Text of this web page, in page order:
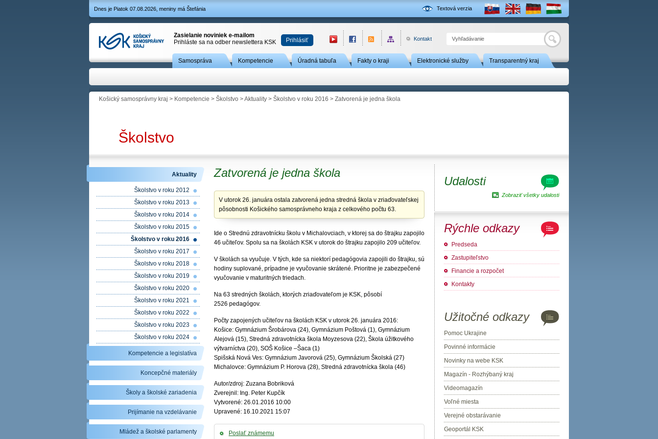
Textová verzia
Dnes je Piatok 07.08.2026, meniny má Štefánia
Hľadať
Zasielanie noviniek e-mailom
Prihláste sa na odber newslettera KSK
Prihlásiť Kontakt
Samospráva Kompetencie Úradná tabuľa Fakty o kraji Elektronické služby Transparentný kraj
Košický samosprávny kraj > Kompetencie > Školstvo >Aktuality > Školstvo v roku 2016 > Zatvorená je jedna škola
Školstvo
Zatvorená je jedna škola
V utorok 26. januára ostala zatvorená jedna stredná škola v zriaďovateľskej
pôsobnosti Košického samosprávneho kraja z celkového počtu 63.
Ide o Strednú zdravotnícku školu v Michalovciach, v ktorej sa do štrajku zapojilo
46 učiteľov. Spolu sa na školách KSK v utorok do štrajku zapojilo 209 učiteľov.
V školách sa vyučuje. V tých, kde sa niektorí pedagógovia zapojili do štrajku, sú
hodiny suplované, prípadne je vyučovanie skrátené. Prioritne je zabezpečené
vyučovanie v maturitných triedach.
Na 63 stredných školách, ktorých zriaďovateľom je KSK, pôsobí
2526 pedagógov.
Počty zapojených učiteľov na školách KSK v utorok 26. januára 2016:
Košice: Gymnázium Šrobárova (24), Gymnázium Poštová (1), Gymnázium
Alejová (15), Stredná zdravotnícka škola Moyzesova (22), Škola úžitkového
výtvarníctva (20), SOŠ Košice –Šaca (1)
Spišská Nová Ves: Gymnázium Javorová (25), Gymnázium Školská (27)
Michalovce: Gymnázium P. Horova (28), Stredná zdravotnícka škola (46)
Autor/zdroj: Zuzana Bobriková
Zverejnil: Ing. Peter Kupčík
Vytvorené: 26.01.2016 10:00
Upravené: 16.10.2021 15:07
Poslať známemu
Aktuality
Školstvo v roku 2012
Školstvo v roku 2013
Školstvo v roku 2014
Školstvo v roku 2015
Školstvo v roku 2016
Školstvo v roku 2017
Školstvo v roku 2018
Školstvo v roku 2019
Školstvo v roku 2020
Školstvo v roku 2021
Školstvo v roku 2022
Školstvo v roku 2023
Školstvo v roku 2024
Kompetencie a legislatíva
Koncepčné materiály
Školy a školské zariadenia
Prijímanie na vzdelávanie
Mládež a školské parlamenty
Udalosti
Zobraziť všetky udalosti
Rýchle odkazy
Predseda
Zastupiteľstvo
Financie a rozpočet
Kontakty
Užitočné odkazy
Pomoc Ukrajine
Povinné informácie
Novinky na webe KSK
Magazín - Rozhýbaný kraj
Videomagazín
Voľné miesta
Verejné obstarávanie
Geoportál KSK